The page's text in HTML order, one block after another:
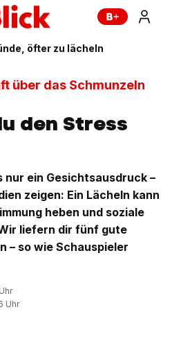
öfter zu lächeln
über das Schmunzeln
den Stress
nur ein Gesichtsausdruck –
zeigen: Ein Lächeln kann
heben und soziale
liefern dir fünf gute
– so wie Schauspieler
Uhr